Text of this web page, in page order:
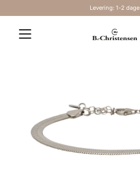
Levering: 1-2 dage